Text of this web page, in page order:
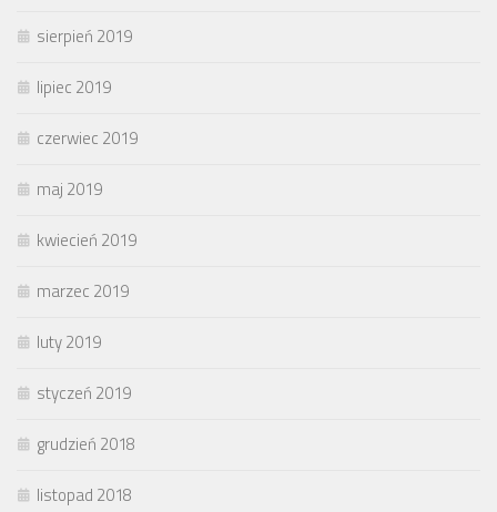
sierpień 2019
lipiec 2019
czerwiec 2019
maj 2019
kwiecień 2019
marzec 2019
luty 2019
styczeń 2019
grudzień 2018
listopad 2018